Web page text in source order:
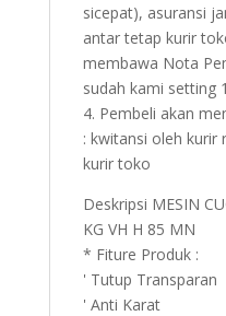
sicepat), asuransi
antar tetap kurir
membawa Nota
sudah kami setting
4. Pembeli akan
: kwitansi oleh kurir
kurir toko
Deskripsi MESIN
KG VH H 85 MN
* Fiture Produk :
' Tutup Transparan
' Anti Karat